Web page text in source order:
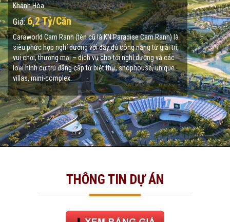
Khánh Hòa
Giá:6,2 Tỷ/Căn
Caraworld Cam Ranh (tên cũ là KN Paradise Cam Ranh) là
siêu phức hợp nghỉ dưỡng với đầy đủ công năng từ giải trí,
vui chơi, thương mại – dịch vụ cho tới nghỉ dưỡng và các
loại hình cư trú đẳng cấp từ biệt thự, shophouse, unique
villas, mini-complex.
THÔNG TIN DỰ ÁN